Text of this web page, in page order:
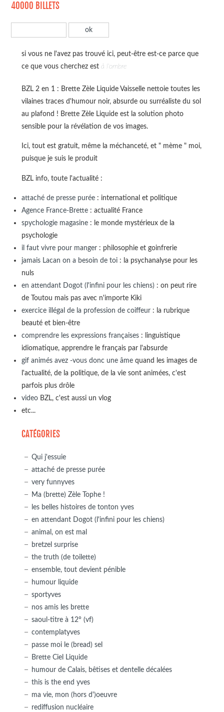
40000 BILLETS
si vous ne l'avez pas trouvé ici, peut-être est-ce parce que
ce que vous cherchez est à l'ombre
BZL 2 en 1 : Brette Zèle Liquide Vaisselle nettoie toutes les
vilaines traces d'humour noir, absurde ou surréaliste du sol
au plafond ! Brette Zèle Liquide est la solution photo
sensible pour la révélation de vos images.
Ici, tout est gratuit, même la méchanceté, et " mème " moi,
puisque je suis le produit
BZL info, toute l'actualité :
attaché de presse purée: international et politique
Agence France-Brette: actualité France
spychologie magasine: le monde mystérieux de la
psychologie
il faut vivre pour manger: philosophie et goinfrerie
jamais Lacan on a besoin de toi: la psychanalyse pour les
nuls
en attendant Dogot (l'infini pour les chiens): on peut rire
de Toutou mais pas avec n'importe Kiki
exercice illégal de la profession de coiffeur: la rubrique
beauté et bien-être
comprendre les expressions françaises: linguistique
idiomatique, apprendre le français par l'absurde
gif animés avez -vous donc une âmequand les images de
l'actualité, de la politique, de la vie sont animées, c'est
parfois plus drôle
videoBZL, c'est aussi un vlog
etc...
CATÉGORIES
Qui j'essuie
attaché de presse purée
very funnyves
Ma (brette) Zèle Tophe !
les belles histoires de tonton yves
en attendant Dogot (l'infini pour les chiens)
animal, on est mal
bretzel surprise
the truth (de toilette)
ensemble, tout devient pénible
humour liquide
sportyves
nos amis les brette
saoul-titre à 12° (vf)
contemplatyves
passe moi le (bread) sel
Brette Ciel Liquide
humour de Calais, bêtises et dentelle décalées
this is the end yves
ma vie, mon (hors d')oeuvre
rediffusion nucléaire